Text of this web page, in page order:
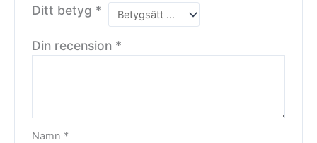
Ditt betyg *
Din recension *
Namn *